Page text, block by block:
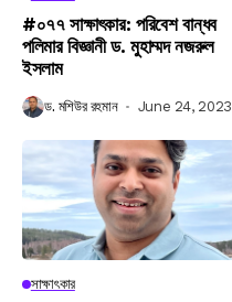
#০৭৭ সাক্ষাৎকার: পরিবেশ বান্ধব
পলিমার বিজ্ঞানী ড. মুহাম্মদ নজরুল
ইসলাম
ড. মশিউর রহমান June 24, 2023
সাক্ষাৎকার